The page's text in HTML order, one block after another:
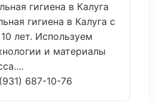
гигиена в Калуга
гигиена в Калуга с
лет. Используем
и материалы
687-10-76